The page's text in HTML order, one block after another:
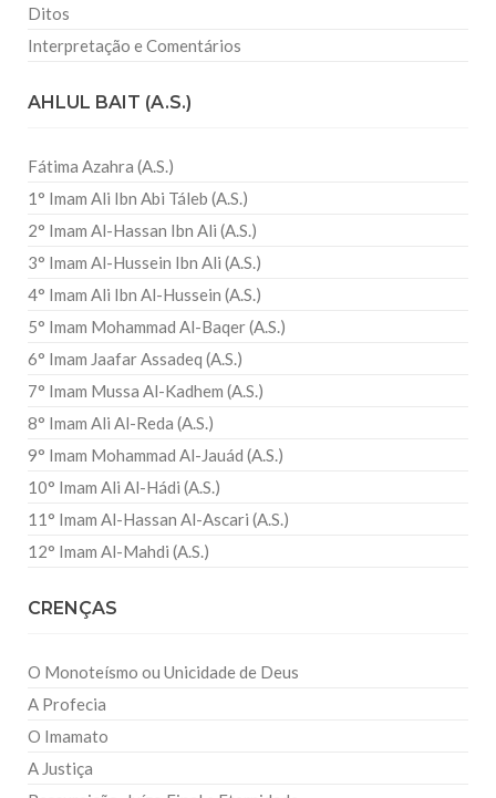
Ditos
Interpretação e Comentários
AHLUL BAIT (A.S.)
Fátima Azahra (A.S.)
1° Imam Ali Ibn Abi Táleb (A.S.)
2° Imam Al-Hassan Ibn Ali (A.S.)
3° Imam Al-Hussein Ibn Ali (A.S.)
4° Imam Ali Ibn Al-Hussein (A.S.)
5° Imam Mohammad Al-Baqer (A.S.)
6° Imam Jaafar Assadeq (A.S.)
7° Imam Mussa Al-Kadhem (A.S.)
8° Imam Ali Al-Reda (A.S.)
9° Imam Mohammad Al-Jauád (A.S.)
10° Imam Ali Al-Hádi (A.S.)
11° Imam Al-Hassan Al-Ascari (A.S.)
12° Imam Al-Mahdi (A.S.)
CRENÇAS
O Monoteísmo ou Unicidade de Deus
A Profecia
O Imamato
A Justiça